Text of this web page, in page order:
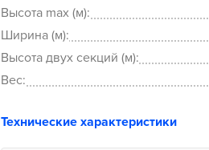
Высота max (м):
Ширина (м):
Высота двух секций (м):
Вес:
Технические характеристики